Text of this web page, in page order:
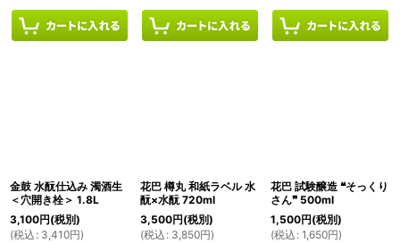
金鼓 水酛仕込み 濁酒生
＜穴開き栓＞ 1.8L
3,100円(税別)
(税込 : 3,410円)
花巴 樽丸 和紙ラベル 水
酛×水酛 720ml
3,500円(税別)
(税込 : 3,850円)
花巴 試験醸造 ❝そっくり
さん❞ 500ml
1,500円(税別)
(税込 : 1,650円)